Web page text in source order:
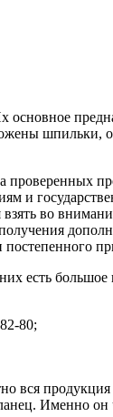
шпильки,
проверенных
и
во
большое
80;
продукция
Именно